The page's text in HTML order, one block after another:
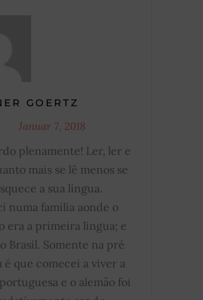
GOERTZ
Januar 7, 2018
plenamente! Ler, ler e
mais se lê menos se
a sua lingua.
numa família aonde o
era a primeira língua; e
Brasil. Somente na pré
é que comecei a viver a
e o alemão foi